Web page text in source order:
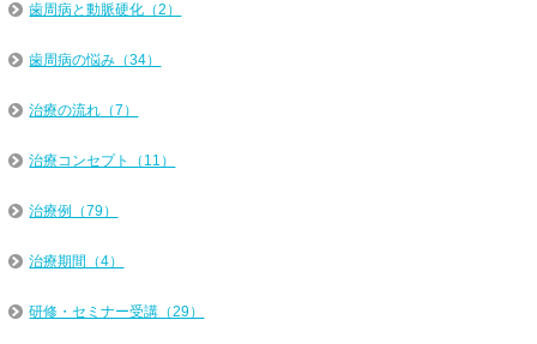
歯周病と動脈硬化（2）
歯周病の悩み（34）
治療の流れ（7）
治療コンセプト（11）
治療例（79）
治療期間（4）
研修・セミナー受講（29）